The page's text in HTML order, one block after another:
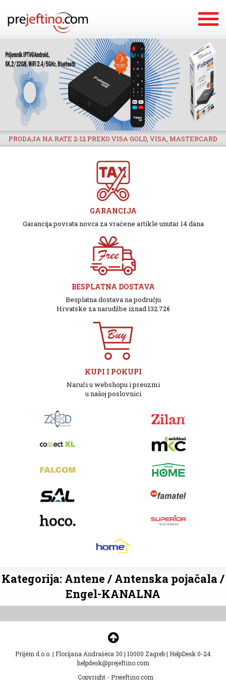
PRODAJA NA RATE 2-12 PREKO VISA GOLD, VISA, MASTERCARD
GARANCIJA
Garancija povrata novca za vraćene artikle unutar 14 dana
BESPLATNA DOSTAVA
Besplatna dostava na području
Hrvatske za narudžbe iznad 132.72€
KUPI I POKUPI
Naruči u webshopu i preuzmi
u našoj poslovnici
Kategorija: Antene / Antenska pojačala /
Engel-KANALNA
Prijem d.o.o. | Florijana Andrašeca 30 | 10000 Zagreb| HelpDesk 0-24
helpdesk@prejeftino.com
Copyright - Prejeftino.com